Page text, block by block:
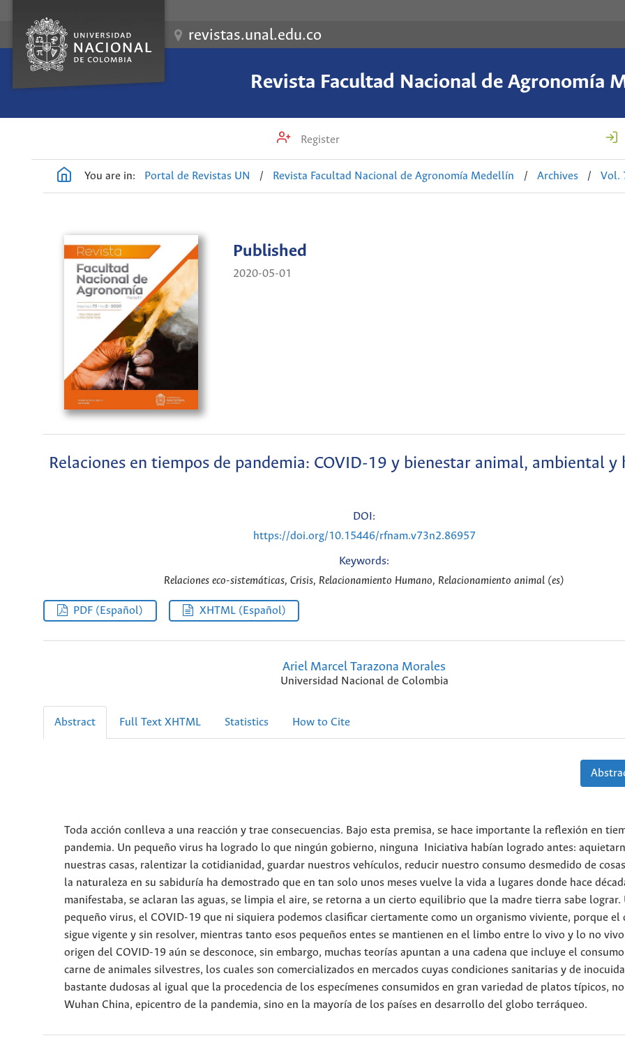
revistas.unal.edu.co
Revista Facultad Nacional de Agronomía
Register
You are in: Portal de Revistas UN / Revista Facultad Nacional de Agronomía Medellín / Archives / Vol.
Published
2020-05-01
Relaciones en tiempos de pandemia: COVID-19 y bienestar animal, ambiental y
DOI:
https://doi.org/10.15446/rfnam.v73n2.86957
Keywords:
Relaciones eco-sistemáticas, Crisis, Relacionamiento Humano, Relacionamiento animal (es)
PDF (Español) XHTML (Español)
Ariel Marcel Tarazona Morales
Universidad Nacional de Colombia
Abstract Full Text XHTML Statistics How to Cite
Toda acción conlleva a una reacción y trae consecuencias. Bajo esta premisa, se hace importante la reflexión en
pandemia. Un pequeño virus ha logrado lo que ningún gobierno, ninguna Iniciativa habían logrado antes:
nuestras casas, ralentizar la cotidianidad, guardar nuestros vehículos, reducir nuestro consumo desmedido de
la naturaleza en su sabiduría ha demostrado que en tan solo unos meses vuelve la vida a lugares donde hace
manifestaba, se aclaran las aguas, se limpia el aire, se retorna a un cierto equilibrio que la madre tierra sabe lograr.
pequeño virus, el COVID-19 que ni siquiera podemos clasificar ciertamente como un organismo viviente, porque el
sigue vigente y sin resolver, mientras tanto esos pequeños entes se mantienen en el limbo entre lo vivo y lo no
origen del COVID-19 aún se desconoce, sin embargo, muchas teorías apuntan a una cadena que incluye el
carne de animales silvestres, los cuales son comercializados en mercados cuyas condiciones sanitarias y de
bastante dudosas al igual que la procedencia de los especímenes consumidos en gran variedad de platos típicos,
Wuhan China, epicentro de la pandemia, sino en la mayoría de los países en desarrollo del globo terráqueo.